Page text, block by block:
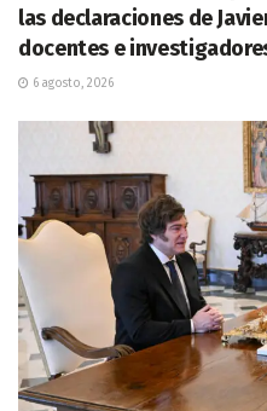
las declaraciones de
docentes e
6 agosto, 2026